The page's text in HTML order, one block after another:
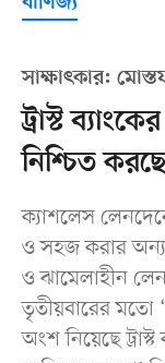
সাক্ষাৎকার:
ট্রাস্ট
নিশ্চিত
ক্যাশলেস
ও সহজ করার
ও ঝামেলাহীন
তৃতীয়বারের মতো
অংশ নিয়েছে